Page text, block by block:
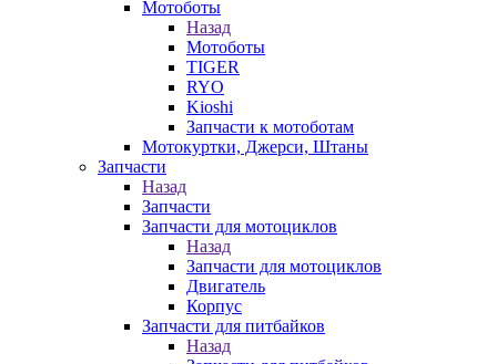
Мотоботы
Назад
Мотоботы
TIGER
RYO
Kioshi
Запчасти к мотоботам
Мотокуртки, Джерси, Штаны
Запчасти
Назад
Запчасти
Запчасти для мотоциклов
Назад
Запчасти для мотоциклов
Двигатель
Корпус
Запчасти для питбайков
Назад